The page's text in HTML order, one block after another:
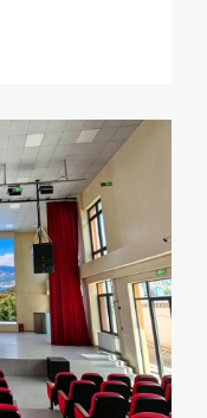
宣传与消费